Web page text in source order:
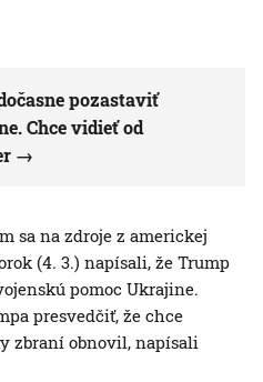
pozastaviť
Chce vidieť od
sa na zdroje z americkej
(4. 3.) napísali, že Trump
pomoc Ukrajine.
presvedčiť, že chce
zbraní obnovil, napísali